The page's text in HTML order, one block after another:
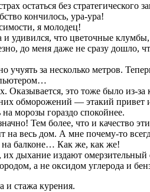
остаться без
кончилось, ура-ура!
я молодец!
что цветочные
до меня даже не сразу дошло,
учуять за несколько метров.
Оказывается, это тоже было из-за
обморожений — этакий привет
морозы гораздо спокойнее.
Тем более, что и качество
весь дом. А мне почему-то
на балконе… Как же, как же!
дыхание издают
а не оксидом углерода и
стажа курения.